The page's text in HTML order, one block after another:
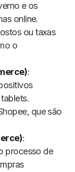
e os
online.
ou taxas
o
:
que são
:
processo de